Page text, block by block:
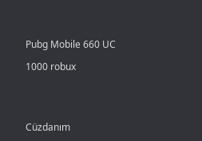
Pubg Mobile 660 UC
1000 robux
Cüzdanım